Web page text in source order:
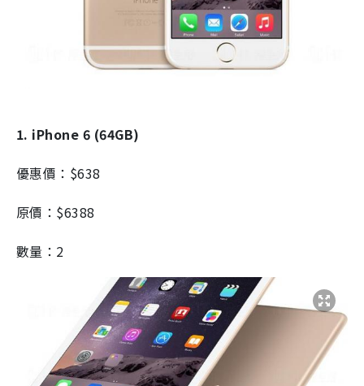
1. iPhone 6 (64GB)
優惠價：$638
原價：$6388
數量：2